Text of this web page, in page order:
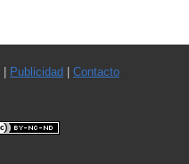
Publicidad Contacto